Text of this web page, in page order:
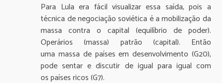
Para Lula era fácil visualizar essa saída, pois a
técnica de negociação soviética é a mobilização da
massa contra o capital (equilíbrio de poder).
Operários (massa) patrão (capital). Então
uma massa de países em desenvolvimento (G20),
pode sentar e discutir de igual para igual com
os países ricos (G7).